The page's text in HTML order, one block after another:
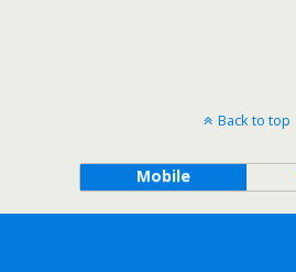
Back to top
Mobile